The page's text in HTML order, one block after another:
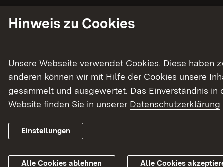
Hinweis zu Cookies
Unsere Webseite verwendet Cookies. Diese haben
anderen können wir mit Hilfe der Cookies unsere
gesammelt und ausgewertet. Das Einverständnis
Website finden Sie in unserer Datenschutzerklärung
Einstellungen
Alle Cookies ablehnen Alle Cookies